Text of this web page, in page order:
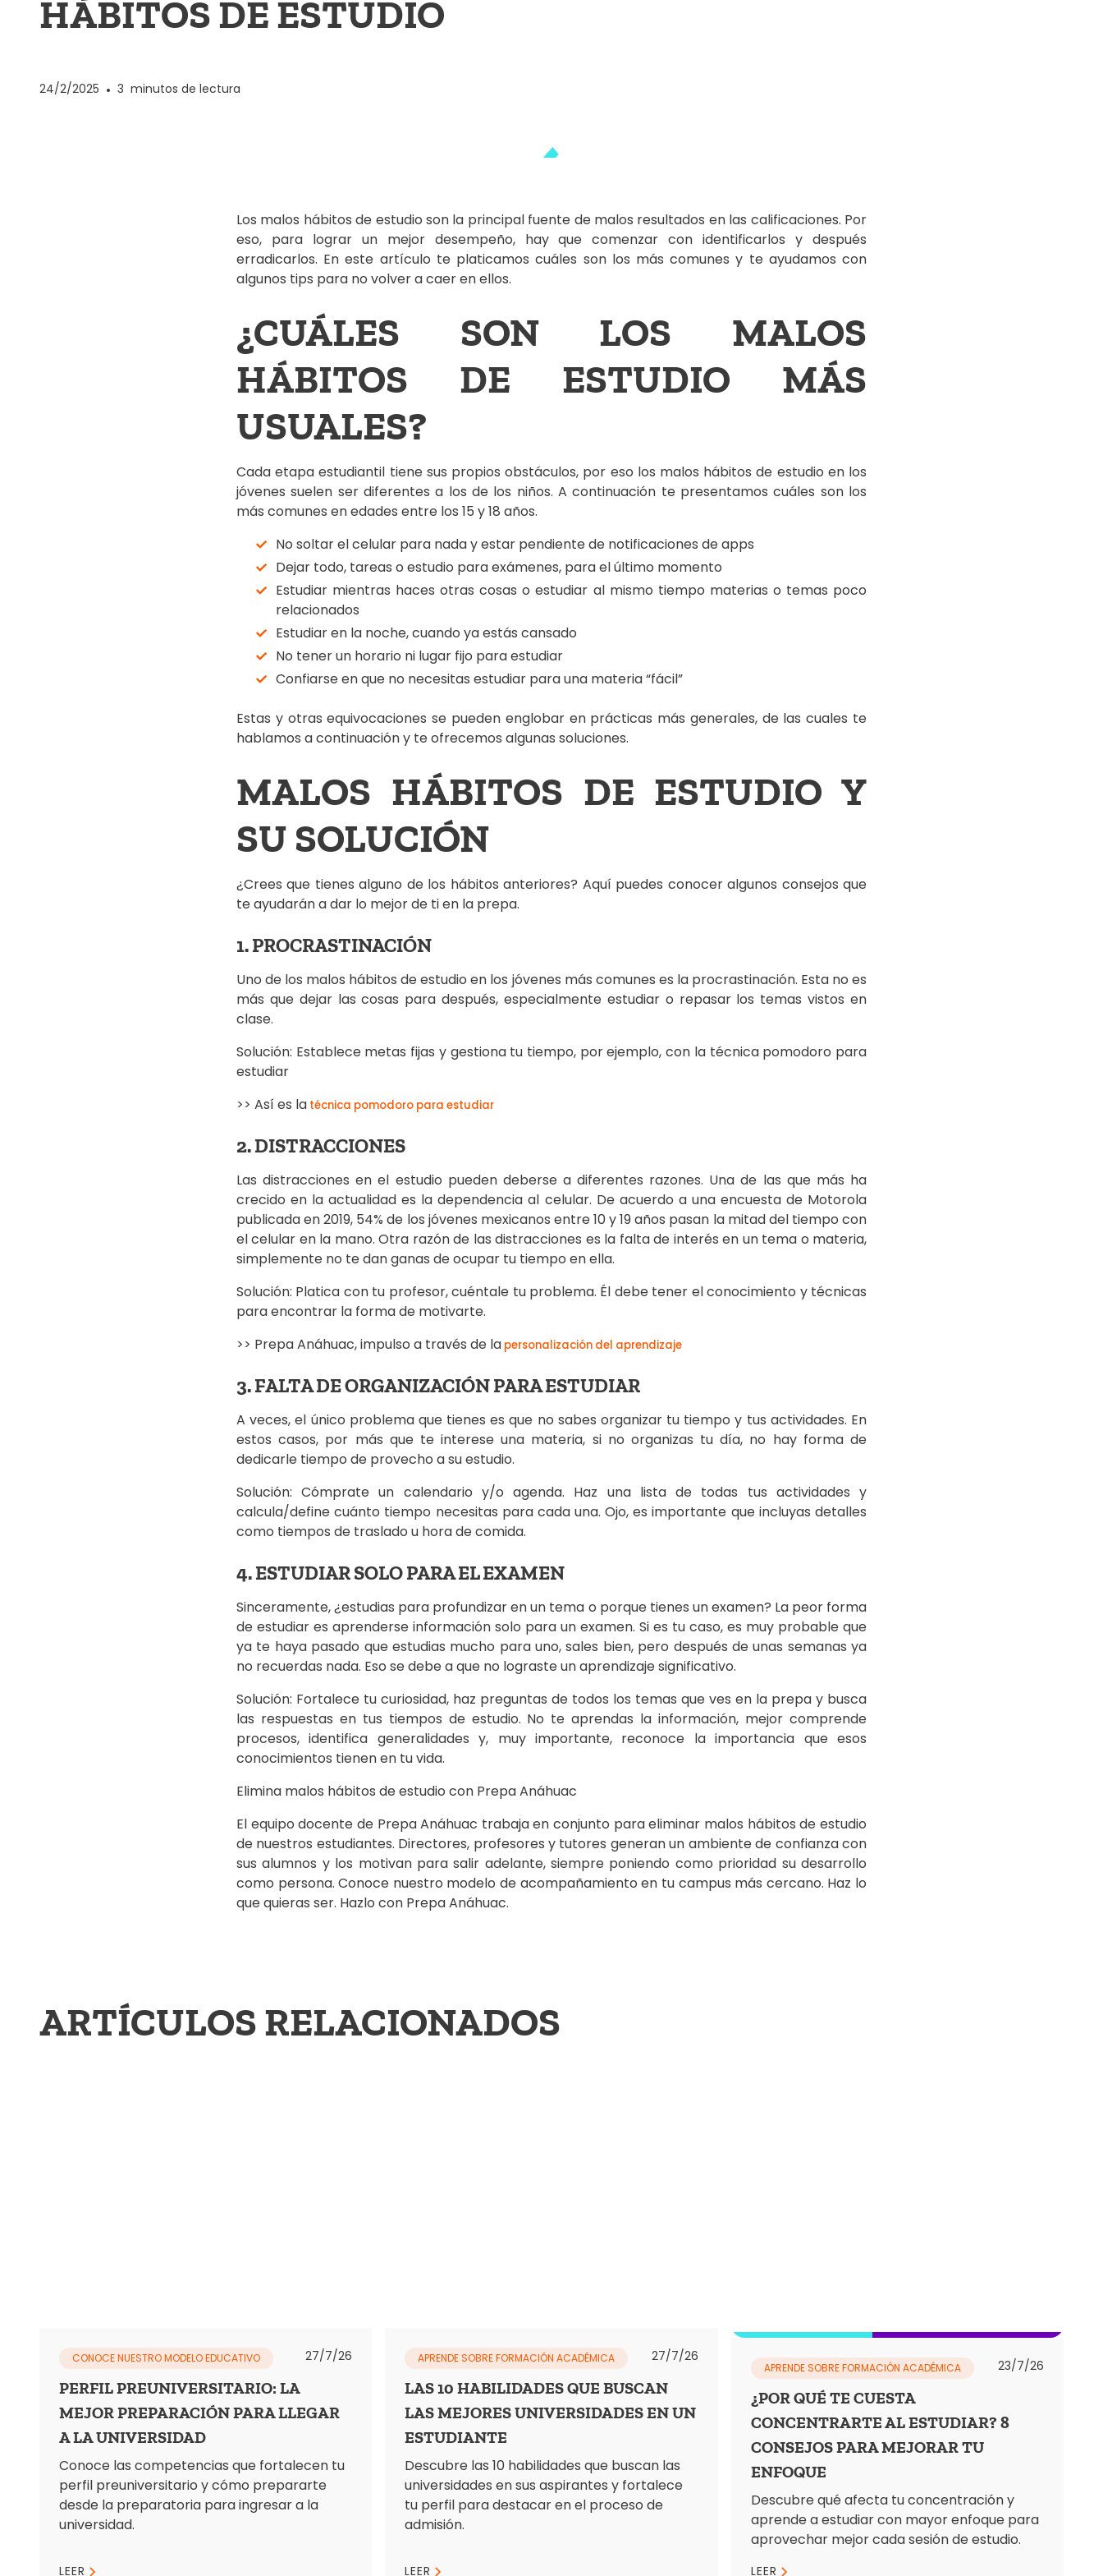
HÁBITOS DE ESTUDIO
24/2/2025 • 3 minutos de lectura
Los malos hábitos de estudio son la principal fuente de malos resultados en las calificaciones. Por
eso, para lograr un mejor desempeño, hay que comenzar con identificarlos y después
erradicarlos. En este artículo te platicamos cuáles son los más comunes y te ayudamos con
algunos tips para no volver a caer en ellos.
¿CUÁLES SON LOS MALOS
HÁBITOS DE ESTUDIO MÁS
USUALES?
Cada etapa estudiantil tiene sus propios obstáculos, por eso los malos hábitos de estudio en los
jóvenes suelen ser diferentes a los de los niños. A continuación te presentamos cuáles son los
más comunes en edades entre los 15 y 18 años.
No soltar el celular para nada y estar pendiente de notificaciones de apps
Dejar todo, tareas o estudio para exámenes, para el último momento
Estudiar mientras haces otras cosas o estudiar al mismo tiempo materias o temas poco
relacionados
Estudiar en la noche, cuando ya estás cansado
No tener un horario ni lugar fijo para estudiar
Confiarse en que no necesitas estudiar para una materia “fácil”
Estas y otras equivocaciones se pueden englobar en prácticas más generales, de las cuales te
hablamos a continuación y te ofrecemos algunas soluciones.
MALOS HÁBITOS DE ESTUDIO Y
SU SOLUCIÓN
¿Crees que tienes alguno de los hábitos anteriores? Aquí puedes conocer algunos consejos que
te ayudarán a dar lo mejor de ti en la prepa.
1. PROCRASTINACIÓN
Uno de los malos hábitos de estudio en los jóvenes más comunes es la procrastinación. Esta no es
más que dejar las cosas para después, especialmente estudiar o repasar los temas vistos en
clase.
Solución: Establece metas fijas y gestiona tu tiempo, por ejemplo, con la técnica pomodoro para
estudiar
>> Así es la técnica pomodoro para estudiar
2. DISTRACCIONES
Las distracciones en el estudio pueden deberse a diferentes razones. Una de las que más ha
crecido en la actualidad es la dependencia al celular. De acuerdo a una encuesta de Motorola
publicada en 2019, 54% de los jóvenes mexicanos entre 10 y 19 años pasan la mitad del tiempo con
el celular en la mano. Otra razón de las distracciones es la falta de interés en un tema o materia,
simplemente no te dan ganas de ocupar tu tiempo en ella.
Solución: Platica con tu profesor, cuéntale tu problema. Él debe tener el conocimiento y técnicas
para encontrar la forma de motivarte.
>> Prepa Anáhuac, impulso a través de la personalización del aprendizaje
3. FALTA DE ORGANIZACIÓN PARA ESTUDIAR
A veces, el único problema que tienes es que no sabes organizar tu tiempo y tus actividades. En
estos casos, por más que te interese una materia, si no organizas tu día, no hay forma de
dedicarle tiempo de provecho a su estudio.
Solución: Cómprate un calendario y/o agenda. Haz una lista de todas tus actividades y
calcula/define cuánto tiempo necesitas para cada una. Ojo, es importante que incluyas detalles
como tiempos de traslado u hora de comida.
4. ESTUDIAR SOLO PARA EL EXAMEN
Sinceramente, ¿estudias para profundizar en un tema o porque tienes un examen? La peor forma
de estudiar es aprenderse información solo para un examen. Si es tu caso, es muy probable que
ya te haya pasado que estudias mucho para uno, sales bien, pero después de unas semanas ya
no recuerdas nada. Eso se debe a que no lograste un aprendizaje significativo.
Solución: Fortalece tu curiosidad, haz preguntas de todos los temas que ves en la prepa y busca
las respuestas en tus tiempos de estudio. No te aprendas la información, mejor comprende
procesos, identifica generalidades y, muy importante, reconoce la importancia que esos
conocimientos tienen en tu vida.
Elimina malos hábitos de estudio con Prepa Anáhuac
El equipo docente de Prepa Anáhuac trabaja en conjunto para eliminar malos hábitos de estudio
de nuestros estudiantes. Directores, profesores y tutores generan un ambiente de confianza con
sus alumnos y los motivan para salir adelante, siempre poniendo como prioridad su desarrollo
como persona. Conoce nuestro modelo de acompañamiento en tu campus más cercano. Haz lo
que quieras ser. Hazlo con Prepa Anáhuac.
ARTÍCULOS RELACIONADOS
CONOCE NUESTRO MODELO EDUCATIVO 27/7/26
PERFIL PREUNIVERSITARIO: LA
MEJOR PREPARACIÓN PARA LLEGAR
A LA UNIVERSIDAD
Conoce las competencias que fortalecen tu
perfil preuniversitario y cómo prepararte
desde la preparatoria para ingresar a la
universidad.
LEER
APRENDE SOBRE FORMACIÓN ACADÉMICA 27/7/26
LAS 10 HABILIDADES QUE BUSCAN
LAS MEJORES UNIVERSIDADES EN UN
ESTUDIANTE
Descubre las 10 habilidades que buscan las
universidades en sus aspirantes y fortalece
tu perfil para destacar en el proceso de
admisión.
LEER
APRENDE SOBRE FORMACIÓN ACADÉMICA 23/7/26
¿POR QUÉ TE CUESTA
CONCENTRARTE AL ESTUDIAR? 8
CONSEJOS PARA MEJORAR TU
ENFOQUE
Descubre qué afecta tu concentración y
aprende a estudiar con mayor enfoque para
aprovechar mejor cada sesión de estudio.
LEER